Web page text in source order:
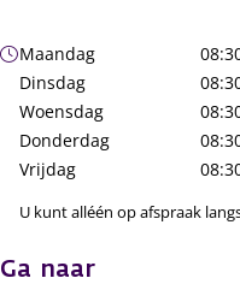
Openingstijden
Maandag
Dinsdag
Woensdag
Donderdag
Vrijdag
U kunt alléén op afspraak
Ga naar